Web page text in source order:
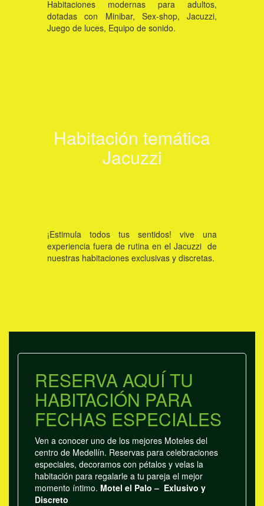
Habitaciones modernas para adultos,
dotadas con Minibar, Sex-shop, Jacuzzi,
Juego de luces, Equipo de sonido.
Habitación temática
Jacuzzi
Click aquí
¡Estimula todos tus sentidos! vive una
experiencia fuera de rutina en el Jacuzzi de
nuestras habitaciones exclusivas y discretas.
RESERVA AQUÍ TU
HABITACIÓN PARA
FECHAS ESPECIALES
Ven a conocer uno de los mejores Moteles del
centro de Medellín. Reservas para celebraciones
especiales, decoramos con pétalos y velas la
habitación para regalarle a tu pareja el mejor
momento íntimo. Motel el Palo – Exlusivo y
Discreto